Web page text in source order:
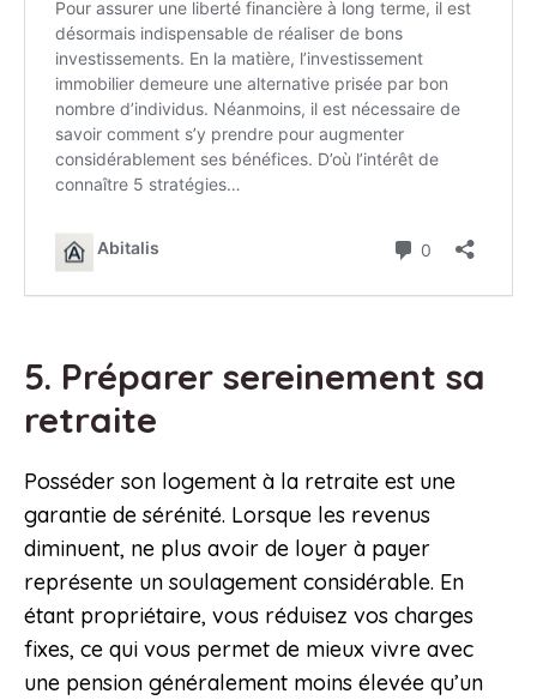
5. Préparer sereinement sa
retraite
Posséder son logement à la retraite est une
garantie de sérénité. Lorsque les revenus
diminuent, ne plus avoir de loyer à payer
représente un soulagement considérable. En
étant propriétaire, vous réduisez vos charges
fixes, ce qui vous permet de mieux vivre avec
une pension généralement moins élevée qu’un